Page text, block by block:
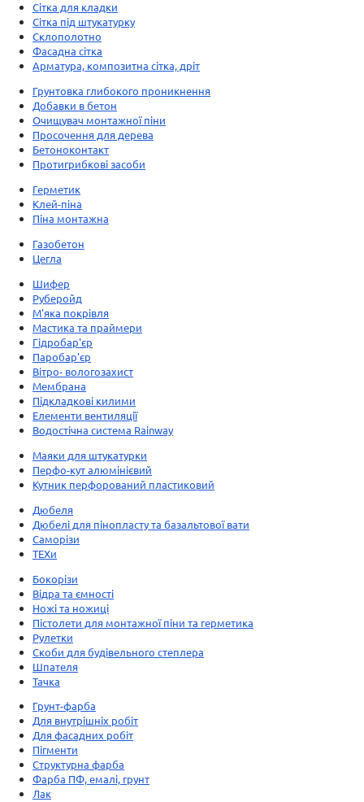
Сітка для кладки
Сітка під штукатурку
Склополотно
Фасадна сітка
Арматура, композитна сітка, дріт
Грунтовка глибокого проникнення
Добавки в бетон
Очищувач монтажної піни
Просочення для дерева
Бетоноконтакт
Протигрибкові засоби
Герметик
Клей-піна
Піна монтажна
Газобетон
Цегла
Шифер
Руберойд
М'яка покрівля
Мастика та праймери
Гідробар'єр
Паробар'єр
Вітро- вологозахист
Мембрана
Підкладкові килими
Елементи вентиляції
Водостічна система Rainway
Маяки для штукатурки
Перфо-кут алюмінієвий
Кутник перфорований пластиковий
Дюбеля
Дюбелі для пінопласту та базальтової вати
Саморізи
ТЕХи
Бокорізи
Відра та ємності
Ножі та ножиці
Пістолети для монтажної піни та герметика
Рулетки
Скоби для будівельного степлера
Шпателя
Тачка
Грунт-фарба
Для внутрішніх робіт
Для фасадних робіт
Пігменти
Структурна фарба
Фарба ПФ, емалі, грунт
Лак